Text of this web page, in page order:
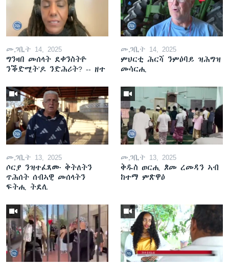
መጋቢት 14, 2025
ግንዛበ መሰላት ደቀንስትዮ
ንቕድሚት'ዶ ንድሕሪት? -- ዘተ
መጋቢት 14, 2025
ምህርቲ ሕርሻ ንምዕባይ ዝሕግዝ
መሳርሒ
መጋቢት 13, 2025
ሶርያ ንዝተፈጸሙ ቅትለትን
ጥሕሰት ሰብኣዊ መሰላትን
ፍትሒ ትደሊ
መጋቢት 13, 2025
ቅዱስ ወርሒ ጾመ ረመዳን ኣብ
ከተማ ምጽዋዕ